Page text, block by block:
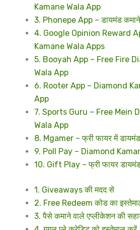
Kamane Wala App
3. Phonepe App – डायमंड कमाने
4. Google Opinion Reward
Kamane Wala Apps
5. Booyah App – Free Fire
Wala App
6. Rooter App – Diamond
App
7. Sports Guru – Free Mein
Wala App
8. Mgamer – फ्री फायर में
9. Poll Pay – Diamond
10. Gift Play – फ्री फायर डायमंड
1. Giveaways की मदद से
2. Free Redeem कोड का
3. पैसे कमाने वाले एप्लीकेशन की